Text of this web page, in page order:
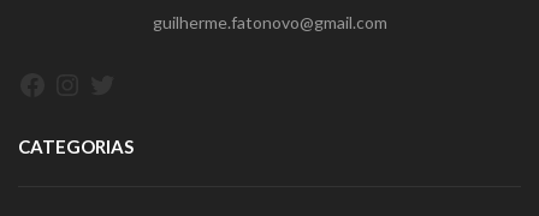
guilherme.fatonovo@gmail.com
CATEGORIAS